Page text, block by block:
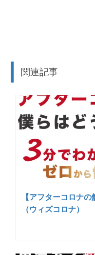
関連記事
【アフターコロナ
（ウィズコロナ）